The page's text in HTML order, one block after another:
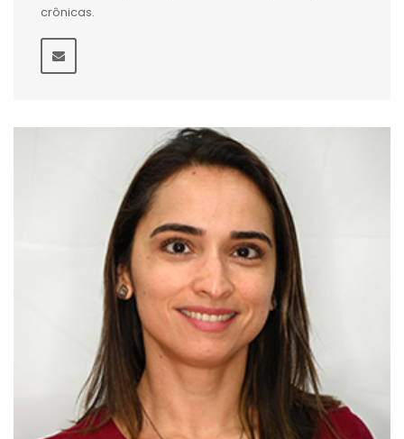
crônicas.